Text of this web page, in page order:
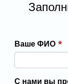
Ваше ФИО *
С нами вы